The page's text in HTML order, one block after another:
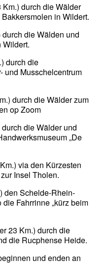
durch die Wälder
in Wildert.
die Wälden und
Wildert.
durch die
und Musschelcentrum
durch die Wälder zum
op Zoom
die Wälder und
„De
via den Kürzesten
Insel Tholen.
den Schelde-Rhein-
Fahrrinne „kürz beim
23 Km.) durch die
die Rucphense Heide.
und enden an